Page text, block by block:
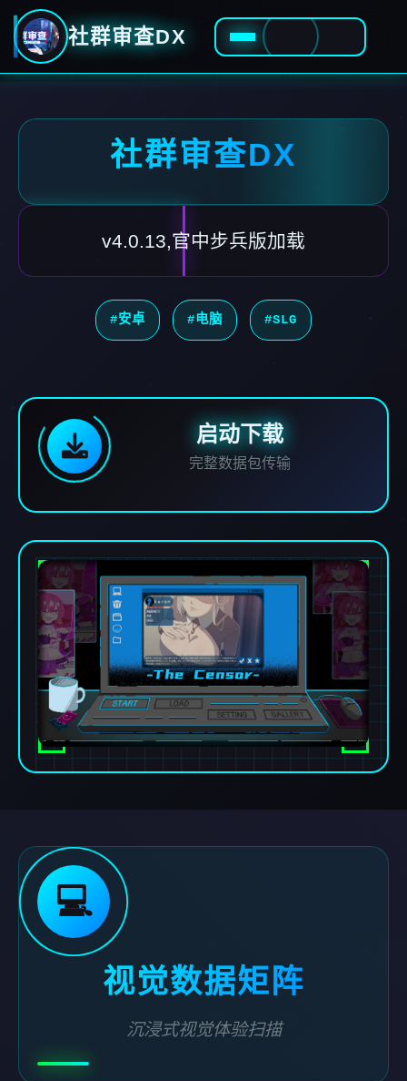
社群审查DX
社群审查DX
v4.0.13,官中步兵版加载
#安卓 #电脑 #SLG
启动下载
完整数据包传输
💻
视觉数据矩阵
沉浸式视觉体验扫描